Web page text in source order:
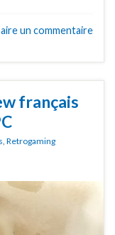
un commentaire
français
, Retrogaming